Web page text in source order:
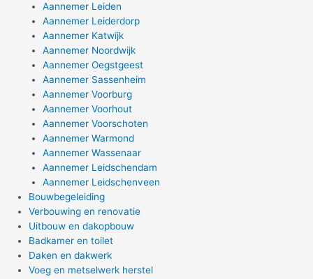
Aannemer Leiden
Aannemer Leiderdorp
Aannemer Katwijk
Aannemer Noordwijk
Aannemer Oegstgeest
Aannemer Sassenheim
Aannemer Voorburg
Aannemer Voorhout
Aannemer Voorschoten
Aannemer Warmond
Aannemer Wassenaar
Aannemer Leidschendam
Aannemer Leidschenveen
Bouwbegeleiding
Verbouwing en renovatie
Uitbouw en dakopbouw
Badkamer en toilet
Daken en dakwerk
Voeg en metselwerk herstel